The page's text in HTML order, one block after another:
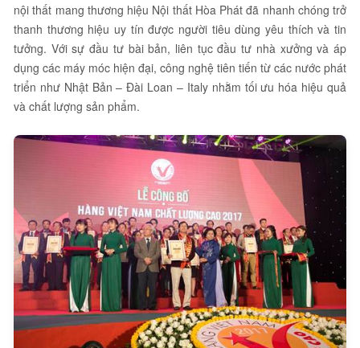
nội thất mang thương hiệu Nội thất Hòa Phát đã nhanh chóng trở
thanh thương hiệu uy tín được người tiêu dùng yêu thích và tin
tưởng. Với sự đầu tư bài bản, liên tục đầu tư nhà xưởng và áp
dụng các máy móc hiện đại, công nghệ tiên tiến từ các nước phát
triển như Nhật Bản – Đài Loan – Italy nhằm tối ưu hóa hiệu quả
và chất lượng sản phẩm.